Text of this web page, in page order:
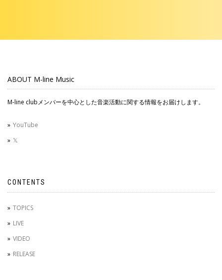
ABOUT M-line Music
M-line clubメンバーを中心とした音楽活動に関する情報をお届けします。
YouTube
𝕏
CONTENTS
TOPICS
LIVE
VIDEO
RELEASE